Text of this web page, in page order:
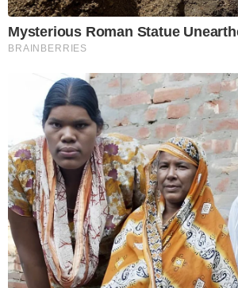
Mysterious Roman Statue
BRAINBERRIES